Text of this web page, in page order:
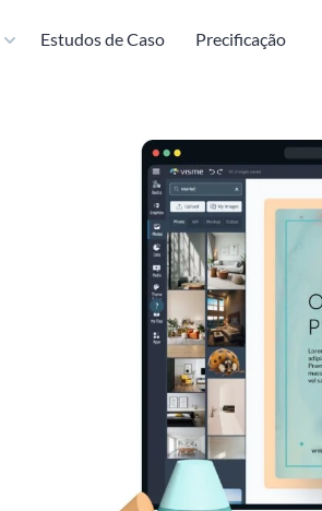
Estudos de Caso Precificação